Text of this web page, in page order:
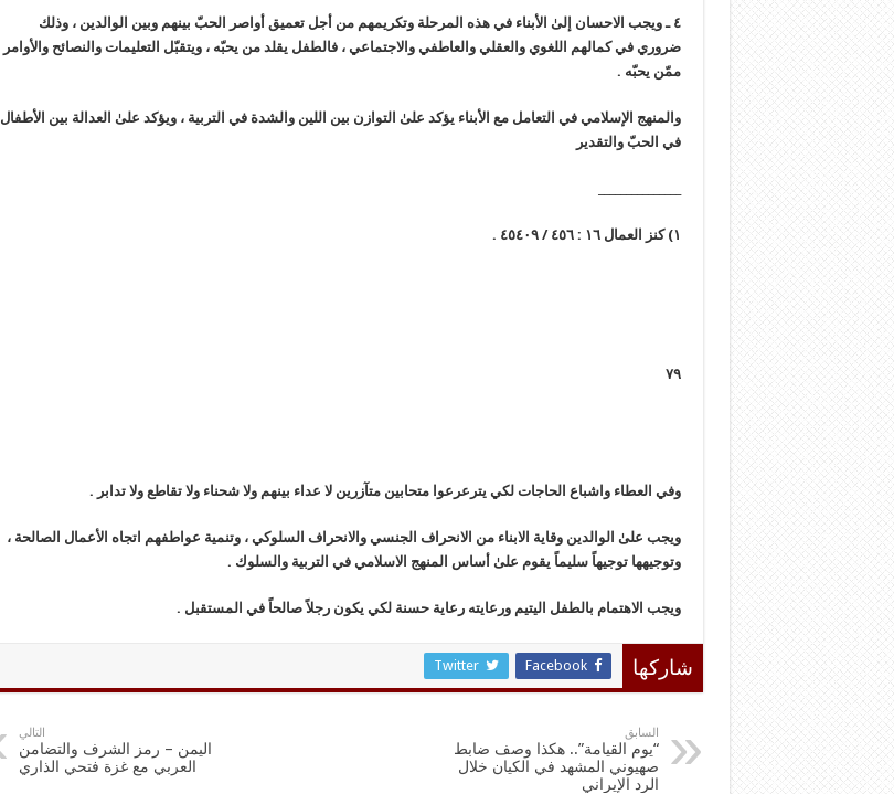
٤ ـ ويجب الاحسان إلىٰ الأبناء في هذه المرحلة وتكريمهم من أجل تعميق أواصر الحبّ بينهم وبين الوالدين ، وذلك
ضروري في كمالهم اللغوي والعقلي والعاطفي والاجتماعي ، فالطفل يقلد من يحبّه ، ويتقبّل التعليمات والنصائح والأوامر
ممّن يحبّه .
والمنهج الإسلامي في التعامل مع الأبناء يؤكد علىٰ التوازن بين اللين والشدة في التربية ، ويؤكد علىٰ العدالة بين الأطفال
في الحبّ والتقدير
١) كنز العمال ١٦ : ٤٥٦ / ٤٥٤٠٩ .
٧٩
وفي العطاء واشباع الحاجات لكي يترعرعوا متحابين متآزرين لا عداء بينهم ولا شحناء ولا تقاطع ولا تدابر .
ويجب علىٰ الوالدين وقاية الابناء من الانحراف الجنسي والانحراف السلوكي ، وتنمية عواطفهم اتجاه الأعمال الصالحة ،
وتوجيهها توجيهاً سليماً يقوم علىٰ أساس المنهج الاسلامي في التربية والسلوك .
ويجب الاهتمام بالطفل اليتيم ورعايته رعاية حسنة لكي يكون رجلاً صالحاً في المستقبل .
شاركها Facebook
Twitter
السابق
“يوم القيامة”.. هكذا وصف ضابط
صهيوني المشهد في الكيان خلال
الرد الإيراني
التالي
اليمن – رمز الشرف والتضامن
العربي مع غزة فتحي الذاري